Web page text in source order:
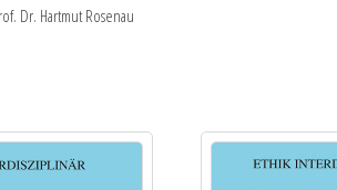
Dr. Hartmut Rosenau